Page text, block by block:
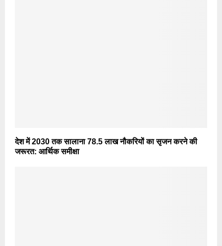
देश में 2030 तक सालाना 78.5 लाख नौकरियों का सृजन करने की
जरूरत: आर्थिक समीक्षा